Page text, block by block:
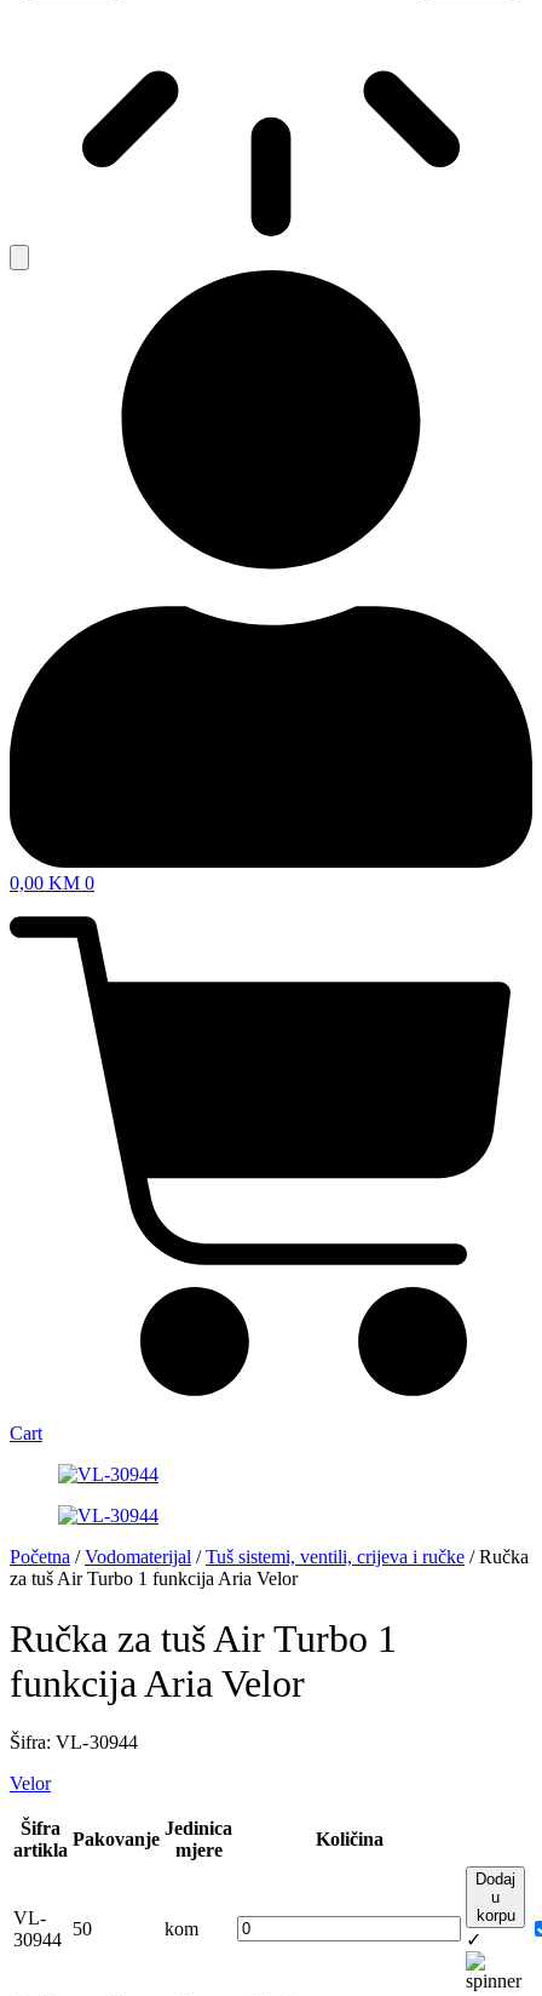
0,00 KM 0
Cart
Početna /Vodomaterijal /Tuš sistemi, ventili, crijeva i ručke / Ručka
za tuš Air Turbo 1 funkcija Aria Velor
Ručka za tuš Air Turbo 1
funkcija Aria Velor
Šifra: VL- 30944
Velor
Šifra
artikla
Pakovanje
Jedinica
mjere
Količina
VL-
30944
50 kom
Dodaj
u
korpu
✓